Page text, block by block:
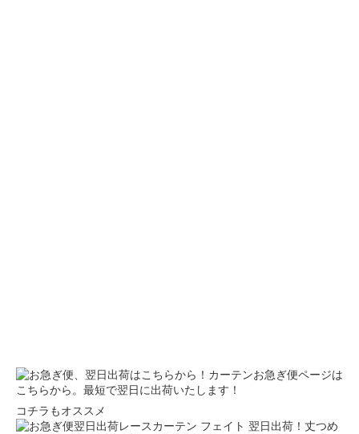
カーテンお急ぎ便ページは
こちらから。最短で翌日に出荷いたします！
コチラもオススメ
翌日出荷！丈つめ